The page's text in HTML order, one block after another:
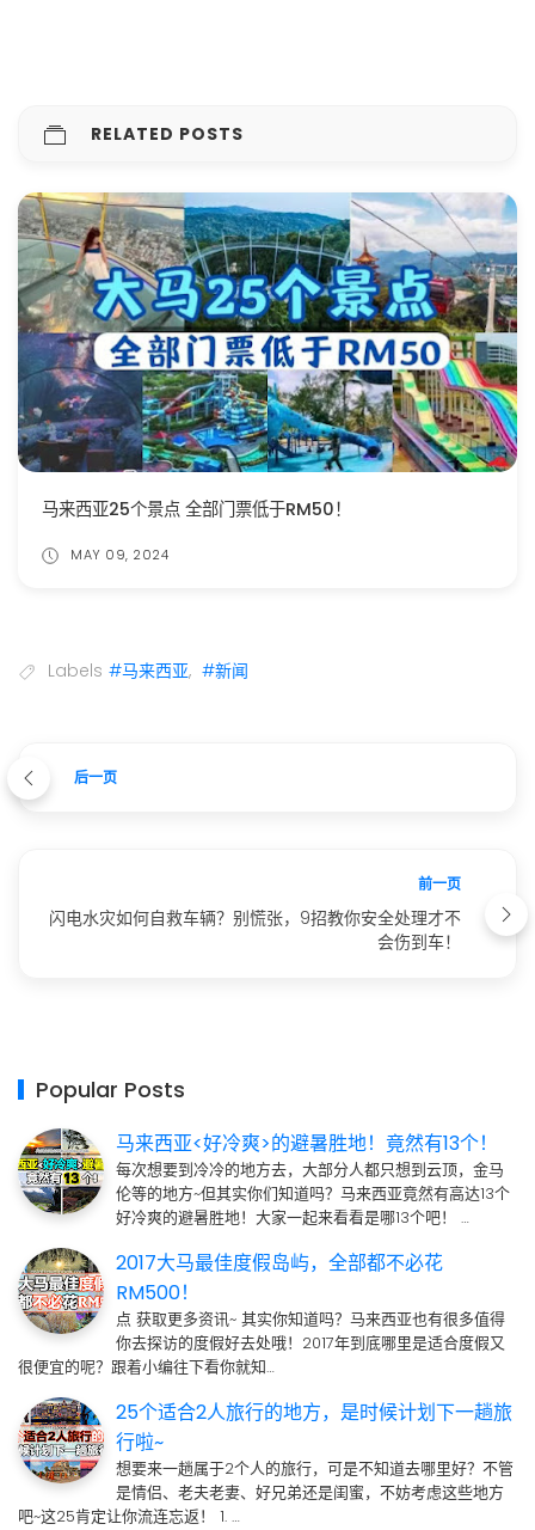
RELATED POSTS
马来西亚25个景点 全部门票低于RM50！
MAY 09, 2024
Labels #马来西亚, #新闻
后一页
前一页
闪电水灾如何自救车辆？别慌张，9招教你安全处理才不
会伤到车！
Popular Posts
马来西亚<好冷爽>的避暑胜地！竟然有13个！
每次想要到冷冷的地方去，大部分人都只想到云顶，金马
伦等的地方~但其实你们知道吗？马来西亚竟然有高达13个
好冷爽的避暑胜地！大家一起来看看是哪13个吧！ …
2017大马最佳度假岛屿，全部都不必花
RM500！
点 获取更多资讯~ 其实你知道吗？马来西亚也有很多值得
你去探访的度假好去处哦！2017年到底哪里是适合度假又
很便宜的呢？跟着小编往下看你就知…
25个适合2人旅行的地方，是时候计划下一趟旅
行啦~
想要来一趟属于2个人的旅行，可是不知道去哪里好？不管
是情侣、老夫老妻、好兄弟还是闺蜜，不妨考虑这些地方
吧~这25肯定让你流连忘返！ 1. …